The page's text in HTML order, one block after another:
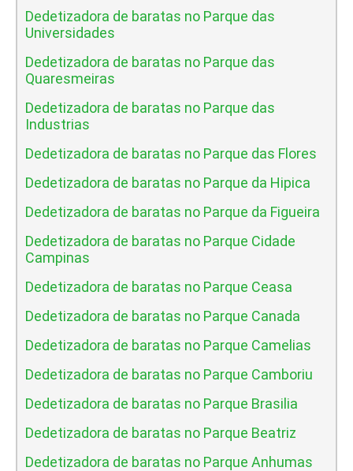
Dedetizadora de baratas no Parque das
Universidades
Dedetizadora de baratas no Parque das
Quaresmeiras
Dedetizadora de baratas no Parque das
Industrias
Dedetizadora de baratas no Parque das Flores
Dedetizadora de baratas no Parque da Hipica
Dedetizadora de baratas no Parque da Figueira
Dedetizadora de baratas no Parque Cidade
Campinas
Dedetizadora de baratas no Parque Ceasa
Dedetizadora de baratas no Parque Canada
Dedetizadora de baratas no Parque Camelias
Dedetizadora de baratas no Parque Camboriu
Dedetizadora de baratas no Parque Brasilia
Dedetizadora de baratas no Parque Beatriz
Dedetizadora de baratas no Parque Anhumas